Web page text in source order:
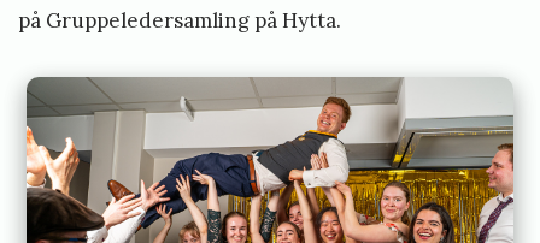
på Gruppeledersamling på Hytta.